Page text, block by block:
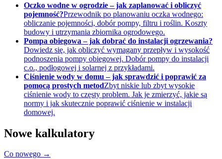
Oczko wodne w ogrodzie – jak zaplanować i obliczyć
pojemność?Przewodnik po planowaniu oczka wodnego:
obliczanie pojemności, dobór pompy, filtru i roślin. Koszty
budowy i utrzymania zbiornika ogrodowego.
Pompa obiegowa – jak dobrać do instalacji ogrzewania?
Dowiedz się, jak obliczyć wymagany przepływ i wysokość
podnoszenia pompy obiegowej. Dobór pompy do instalacji
c.o., podłogowej i solarnej z przykładami.
Ciśnienie wody w domu – jak sprawdzić i poprawić za
pomocą prostych metodZbyt niskie lub zbyt wysokie
ciśnienie wody to częsty problem. Jak je zmierzyć, jakie są
normy i jak skutecznie poprawić ciśnienie w instalacji
domowej.
Nowe kalkulatory
Co nowego →